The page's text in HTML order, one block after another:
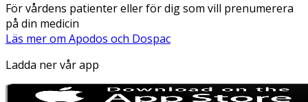
För vårdens patienter eller för dig som vill prenumerera
på din medicin
Läs mer om Apodos och Dospac
Ladda ner vår app